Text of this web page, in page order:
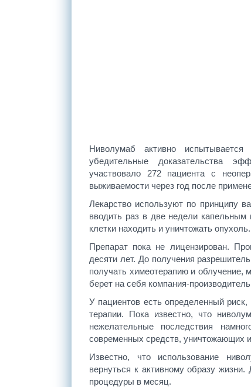
Ниволумаб активно
убедительные доказательства
участвовало 272 пациента с
выживаемости через год после
Лекарство используют по принципу
вводить раз в две недели
клетки находить и уничтожать опухоль.
Препарат пока не лицензирован.
десяти лет. До получения
получать химеотерапию и облучение,
берет на себя компания-
У пациентов есть определенный
терапии. Пока известно, что
нежелательные последствия
современных средств, уничтожающих
Известно, что использование
вернуться к активному образу
процедуры в месяц.